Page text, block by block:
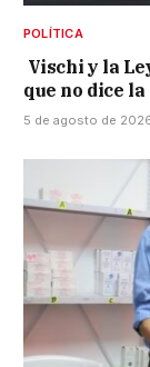
POLÍTICA
Vischi y la
que no dice la
5 de agosto de